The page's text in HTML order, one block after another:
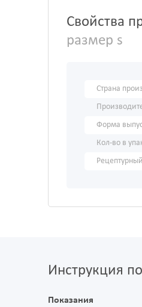
Свойства
размер s
Страна
Форма
Кол-во в
Инструкция
Показания